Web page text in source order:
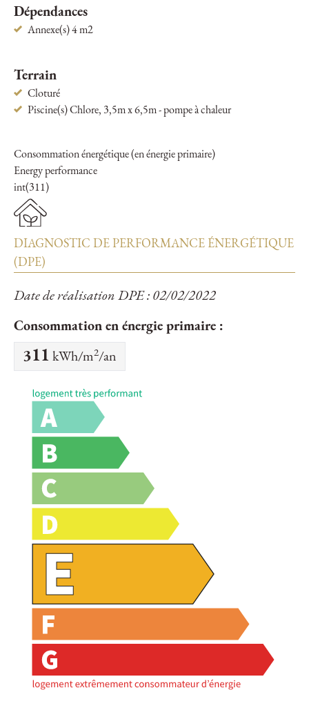
Dépendances
Annexe(s) 4 m2
Terrain
Cloturé
Piscine(s) Chlore, 3,5m x 6,5m - pompe à chaleur
Consommation énergétique (en énergie primaire)
Energy performance
int(311)
DIAGNOSTIC DE PERFORMANCE ÉNERGÉTIQUE
(DPE)
Date de réalisation DPE : 02/02/2022
Consommation en énergie primaire :
311 kWh/m2/an